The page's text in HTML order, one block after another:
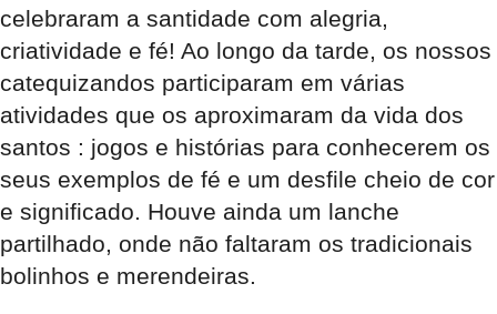
celebraram a santidade com alegria,
criatividade e fé! Ao longo da tarde, os nossos
catequizandos participaram em várias
atividades que os aproximaram da vida dos
santos : jogos e histórias para conhecerem os
seus exemplos de fé e um desfile cheio de cor
e significado. Houve ainda um lanche
partilhado, onde não faltaram os tradicionais
bolinhos e merendeiras.